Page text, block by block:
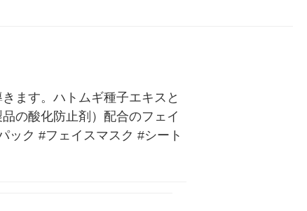
ます。ハトムギ種子エキスと
の酸化防止剤）配合のフェイ
ック #フェイスマスク #シート